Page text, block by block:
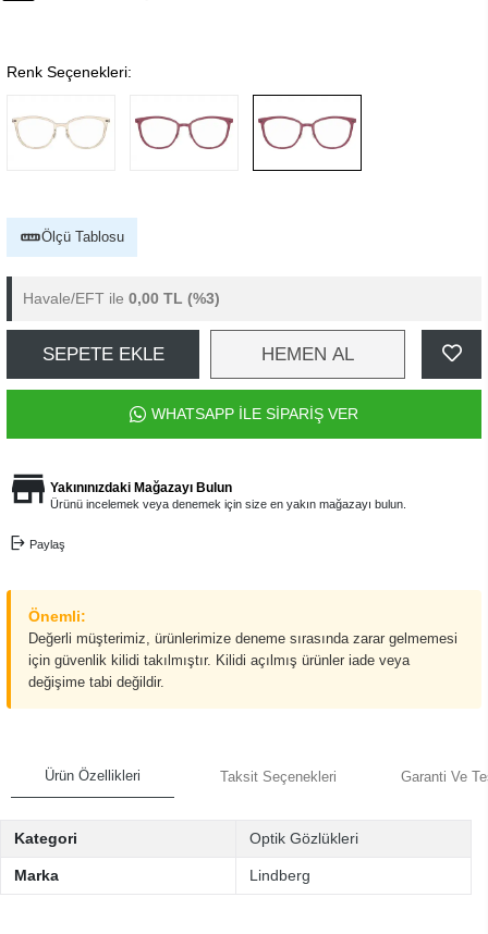
Renk Seçenekleri:
Ölçü Tablosu
Havale/EFT ile 0,00 TL (%3)
SEPETE EKLE HEMEN AL
WHATSAPP İLE SİPARİŞ VER
Yakınınızdaki Mağazayı Bulun
Ürünü incelemek veya denemek için size en yakın mağazayı bulun.
Paylaş
Önemli:
Değerli müşterimiz, ürünlerimize deneme sırasında zarar gelmemesi
için güvenlik kilidi takılmıştır. Kilidi açılmış ürünler iade veya
değişime tabi değildir.
Ürün Özellikleri Taksit Seçenekleri Garanti Ve
Kategori Optik Gözlükleri
Marka Lindberg